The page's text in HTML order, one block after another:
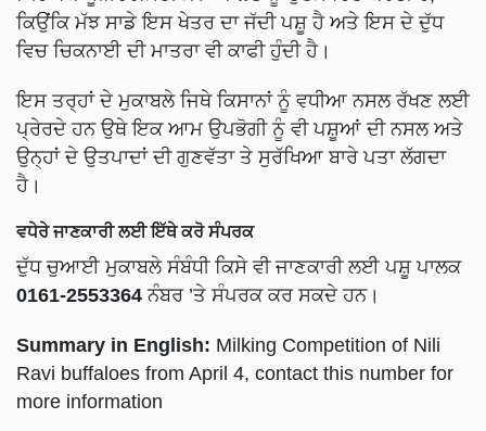
ਕਿਉਂਕਿ ਮੱਝ ਸਾਡੇ ਇਸ ਖੇਤਰ ਦਾ ਜੱਦੀ ਪਸ਼ੂ ਹੈ ਅਤੇ ਇਸ ਦੇ ਦੁੱਧ
ਵਿਚ ਚਿਕਨਾਈ ਦੀ ਮਾਤਰਾ ਵੀ ਕਾਫੀ ਹੁੰਦੀ ਹੈ।
ਇਸ ਤਰ੍ਹਾਂ ਦੇ ਮੁਕਾਬਲੇ ਜਿਥੇ ਕਿਸਾਨਾਂ ਨੂੰ ਵਧੀਆ ਨਸਲ ਰੱਖਣ ਲਈ
ਪ੍ਰੇਰਦੇ ਹਨ ਉਥੇ ਇਕ ਆਮ ਉਪਭੋਗੀ ਨੂੰ ਵੀ ਪਸ਼ੂਆਂ ਦੀ ਨਸਲ ਅਤੇ
ਉਨ੍ਹਾਂ ਦੇ ਉਤਪਾਦਾਂ ਦੀ ਗੁਣਵੱਤਾ ਤੇ ਸੁਰੱਖਿਆ ਬਾਰੇ ਪਤਾ ਲੱਗਦਾ
ਹੈ।
ਵਧੇਰੇ ਜਾਣਕਾਰੀ ਲਈ ਇੱਥੇ ਕਰੋ ਸੰਪਰਕ
ਦੁੱਧ ਚੁਆਈ ਮੁਕਾਬਲੇ ਸੰਬੰਧੀ ਕਿਸੇ ਵੀ ਜਾਣਕਾਰੀ ਲਈ ਪਸ਼ੂ ਪਾਲਕ
0161-2553364 ਨੰਬਰ ’ਤੇ ਸੰਪਰਕ ਕਰ ਸਕਦੇ ਹਨ।
Summary in English: Milking Competition of Nili
Ravi buffaloes from April 4, contact this number for
more information